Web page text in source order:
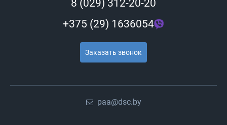
8 (029) 312-20-20
+375 (29) 1636054
Заказать звонок
paa@dsc.by